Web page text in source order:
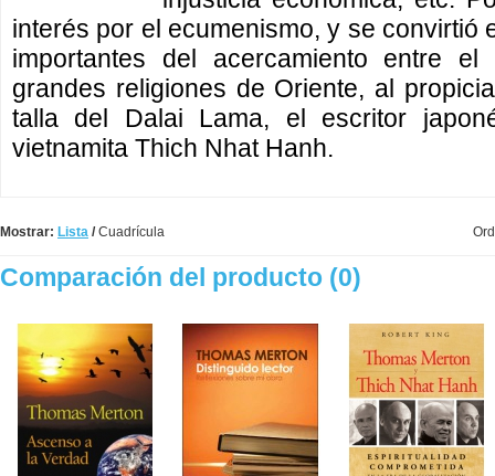
interés por el ecumenismo, y se convirtió
importantes del acercamiento entre
grandes religiones de Oriente, al
talla del Dalai Lama, el escritor
vietnamita Thich Nhat Hanh.
Mostrar: Lista /Cuadrícula
Comparación del producto (0)